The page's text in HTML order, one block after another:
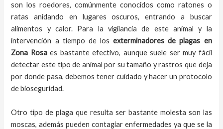
son los roedores, comúnmente conocidos como ratones o
ratas anidando en lugares oscuros, entrando a buscar
alimentos y calor. Para la vigilancia de este animal y la
intervención a tiempo de losexterminadores de plagas en
Zona Rosa es bastante efectivo, aunque suele ser muy fácil
detectar este tipo de animal por su tamaño y rastros que deja
por donde pasa, debemos tener cuidado y hacer un protocolo
de bioseguridad.
Otro tipo de plaga que resulta ser bastante molesta son las
moscas, además pueden contagiar enfermedades ya que se la